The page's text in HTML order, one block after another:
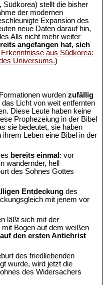
Südkorea) stellt die bisher
der modernen
Expansion des
neue Daten darauf hin,
Alls nicht mehr weiter
angefangen hat, sich
Erkenntnisse aus Südkorea:
Universums.)
wurdenzufällig
Licht von weit entfernten
Diese Leute haben keine
Prophezeiung in der Bibel
sie bedeutet, sie haben
Leben eine Bibel in der
bereits einmal : vor
wandernder, hell
des Sohnes Gottes
Entdeckung des
mit jenem vor
läßt sich mit der
Bogen auf dem weißen
auf den ersten Antichrist
des friedliebenden
wurde, wird jetzt die
des Widersachers